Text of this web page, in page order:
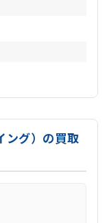
ング）の買取